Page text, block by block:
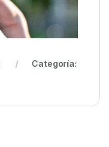
Categoría: